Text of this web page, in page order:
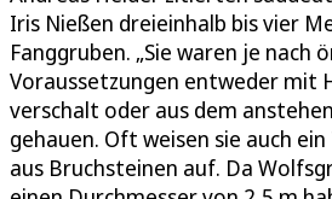
Iris Nießen dreieinhalb bis vier
Fanggruben. „Sie waren je nach
Voraussetzungen entweder mit
verschalt oder aus dem
gehauen. Oft weisen sie auch
aus Bruchsteinen auf. Da